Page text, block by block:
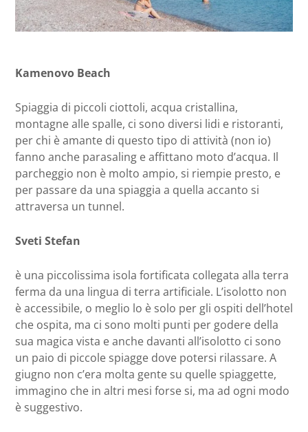
Kamenovo Beach
Spiaggia di piccoli ciottoli, acqua cristallina,
montagne alle spalle, ci sono diversi lidi e ristoranti,
per chi è amante di questo tipo di attività (non io)
fanno anche parasaling e affittano moto d’acqua. Il
parcheggio non è molto ampio, si riempie presto, e
per passare da una spiaggia a quella accanto si
attraversa un tunnel.
Sveti Stefan
è una piccolissima isola fortificata collegata alla terra
ferma da una lingua di terra artificiale. L’isolotto non
è accessibile, o meglio lo è solo per gli ospiti dell’hotel
che ospita, ma ci sono molti punti per godere della
sua magica vista e anche davanti all’isolotto ci sono
un paio di piccole spiagge dove potersi rilassare. A
giugno non c’era molta gente su quelle spiaggette,
immagino che in altri mesi forse si, ma ad ogni modo
è suggestivo.